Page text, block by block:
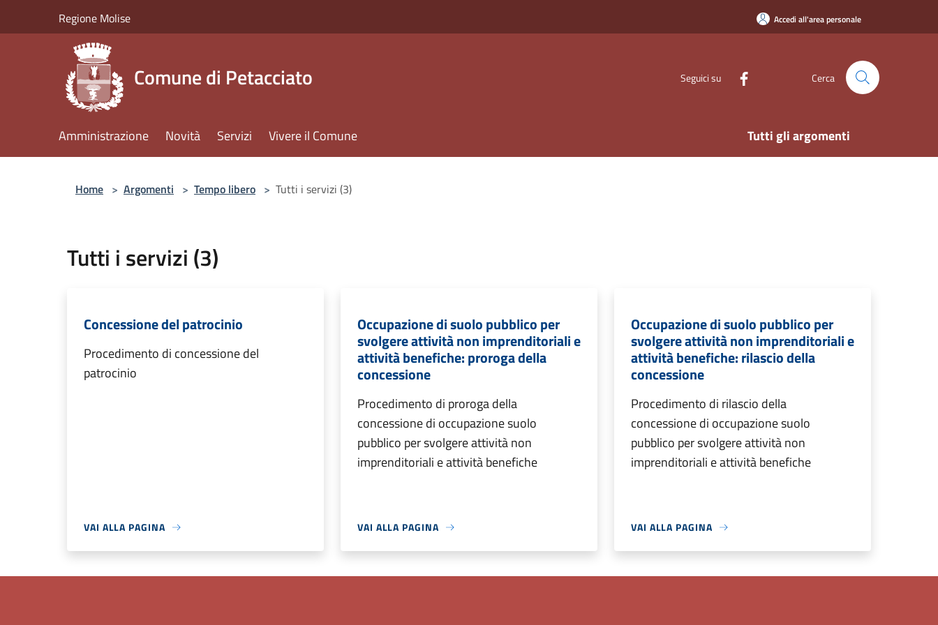
Regione Molise Accedi all'area personale
Comune di Petacciato Seguici su Cerca
Amministrazione Novità Servizi Vivere il Comune Tutti gli argomenti
Home > Argomenti > Tempo libero > Tutti i servizi (3)
Tutti i servizi (3)
Concessione del patrocinio
Procedimento di concessione del
patrocinio
VAI ALLA PAGINA
Occupazione di suolo pubblico per
svolgere attività non imprenditoriali e
attività benefiche: proroga della
concessione
Procedimento di proroga della
concessione di occupazione suolo
pubblico per svolgere attività non
imprenditoriali e attività benefiche
VAI ALLA PAGINA
Occupazione di suolo pubblico per
svolgere attività non imprenditoriali e
attività benefiche: rilascio della
concessione
Procedimento di rilascio della
concessione di occupazione suolo
pubblico per svolgere attività non
imprenditoriali e attività benefiche
VAI ALLA PAGINA